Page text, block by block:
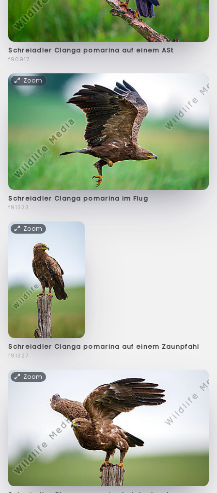
Schreiadler Clanga pomarina auf einem ASt
f90917
Zoom
Schreiadler Clanga pomarina im Flug
f91323
Zoom
Schreiadler Clanga pomarina auf einem Zaunpfahl
f91327
Zoom